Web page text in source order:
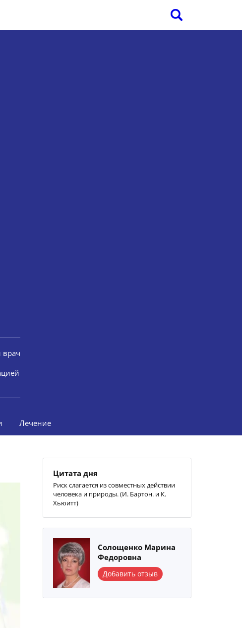
врач
Лечение
Цитата дня
Риск слагается из совместных действии
человека и природы. (И. Бартон. и К.
Хьюитт)
Солощенко Марина
Федоровна
Добавить отзыв